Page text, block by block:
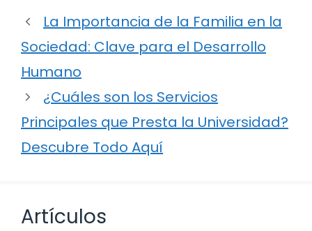
La Importancia de la Familia en la
Sociedad: Clave para el Desarrollo
Humano
¿Cuáles son los Servicios
Principales que Presta la Universidad?
Descubre Todo Aquí
Artículos